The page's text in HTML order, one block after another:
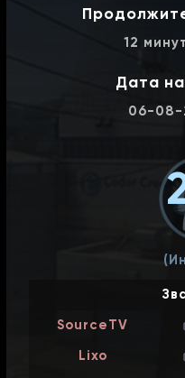
c11m5_runway
c11m1_greenhouse
12
Дата
06-08-
SourceTV
Lixo